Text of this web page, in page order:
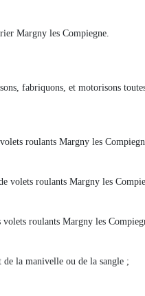
Margny les Compiegne.
fabriquons, et motorisons
roulants Margny les
volets roulants Margny les
volets roulants Margny les
de la manivelle ou de la sangle ;